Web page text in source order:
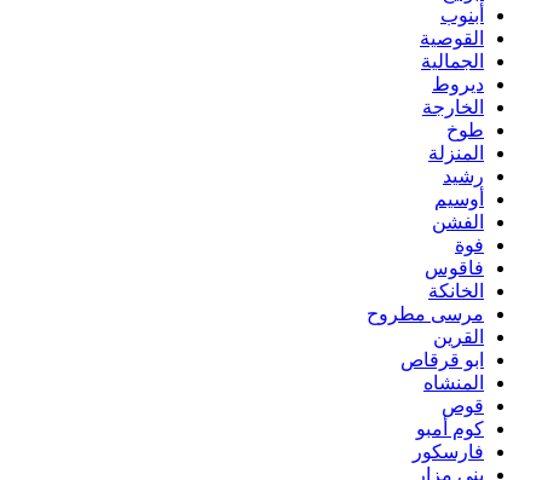
أبنوب
القوصية
الجمالية
ديروط
الخارجة
طوخ
المنزلة
رشيد
أوسيم
الفشن
فوة
فاقوس
الخانكة
مرسى مطروح
القرين
ابو قرقاص
المنشاه
قوص
كوم أمبو
فارسكور
بني مزار